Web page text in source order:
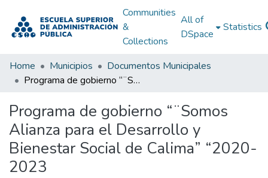
Communities
&
Collections
All of
DSpace
Statistics
Home Municipios
Documentos Municipales
Programa de gobierno “¨Somos Alianza para el Desarrollo y Bienestar Social de Calima” “2020-2023
Programa de gobierno “¨Somos
Alianza para el Desarrollo y
Bienestar Social de Calima” “2020-
2023